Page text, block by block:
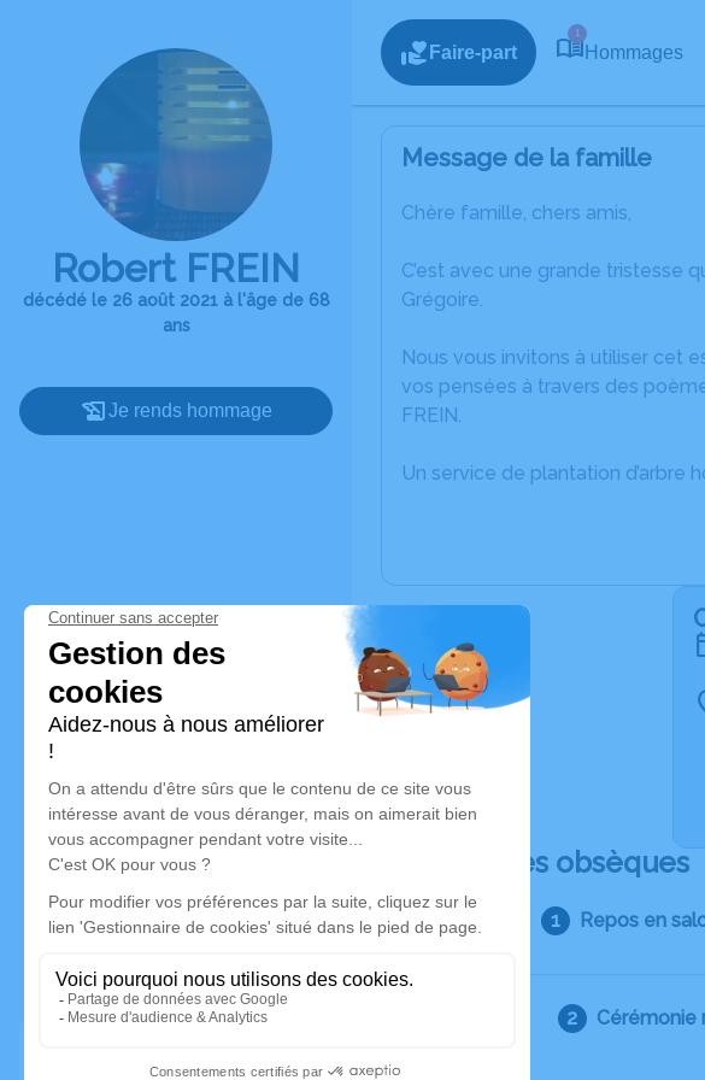
Robert FREIN
décédé le 26 août 2021 à l'âge de 68
ans
Je rends hommage
Faire-part
1
Hommages
Message de la famille
Chère famille, chers amis,
C’est avec une grande tristesse
Grégoire.
Nous vous invitons à utiliser cet
vos pensées à travers des
FREIN.
Un service de plantation d’arbre
Déroulé des obsèques
Repos en
Cérémonie